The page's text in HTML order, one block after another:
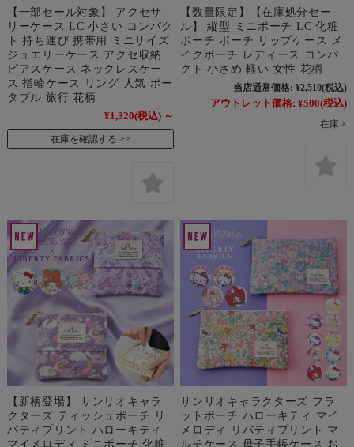
【一部セール対象】 アクセサ
リーケース LC 小さい コンパク
ト 持ち運び 携帯用 ミニサイズ
ジュエリーケース アクセ収納
ピアスケース ネックレスケー
ス 指輪ケース リング 人気 ポー
タブル 旅行 花柄
¥1,320(税込) ～
在庫を確認する
【数量限定】【在庫処分セー
ル】 縦型 ミニポーチ LC 化粧
ポーチ ポーチ リップケース メ
イクポーチ レディース コンパ
クト 小さめ 軽い 女性 花柄
当店通常価格: ¥2,510(税込)
アウトレット価格: ¥500(税込)
在庫 ×
【新柄登場】 サンリオキャラ
クターズ ティッシュポーチ リ
バティプリント ハローキティ
マイメロディ ミニポーチ 化粧
サンリオキャラクターズ フラ
ットポーチ ハローキティ マイ
メロディ リバティプリント マ
ルチケース 母子手帳ケース お